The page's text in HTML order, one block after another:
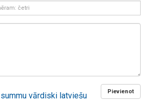
Pievienot
vārdiski latviešu